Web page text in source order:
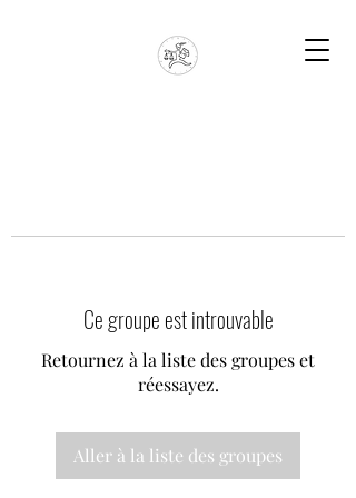
Ce groupe est introuvable
Retournez à la liste des groupes et
réessayez.
Aller à la liste des groupes